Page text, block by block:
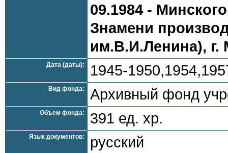
09.1984 -
Знамени
им.В.И.Ленина), г.
Дата (даты): 1945-
Вид фонда: Архивный фонд
Объем фонда: 391 ед. хр.
Язык документов: русский